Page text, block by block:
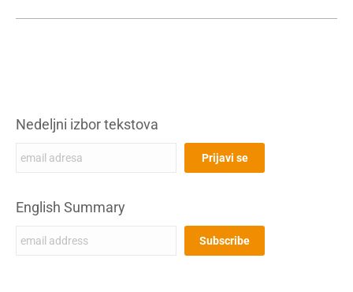
Nedeljni izbor tekstova
English Summary